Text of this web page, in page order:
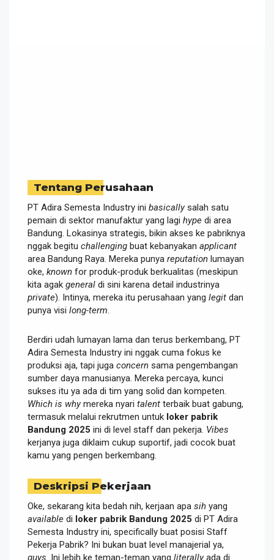
Tentang Perusahaan
PT Adira Semesta Industry ini basicallysalah satu
pemain di sektor manufaktur yang lagi hype di area
Bandung. Lokasinya strategis, bikin akses ke pabriknya
nggak begitu challenging buat kebanyakan applicant
area Bandung Raya. Mereka punya reputation lumayan
oke, known for produk-produk berkualitas (meskipun
kita agak general di sini karena detail industrinya
private). Intinya, mereka itu perusahaan yang legit dan
punya visi long-term
Berdiri udah lumayan lama dan terus berkembang, PT
Adira Semesta Industry ini nggak cuma fokus ke
produksi aja, tapi juga concern sama pengembangan
sumber daya manusianya. Mereka percaya, kunci
sukses itu ya ada di tim yang solid dan kompeten.
Which is whymereka nyari talent terbaik buat gabung,
termasuk melalui rekrutmen untuk loker pabrik
Bandung 2025 ini di level staff dan pekerja. Vibes
kerjanya juga diklaim cukup suportif, jadi cocok buat
kamu yang pengen berkembang.
Deskripsi Pekerjaan
Oke, sekarang kita bedah nih, kerjaan apa sih yang
available di loker pabrik Bandung 2025 di PT Adira
Semesta Industry ini, specifically buat posisi Staff
Pekerja Pabrik? Ini bukan buat level manajerial ya,
guys . Ini lebih ke teman-teman yang literallyada di